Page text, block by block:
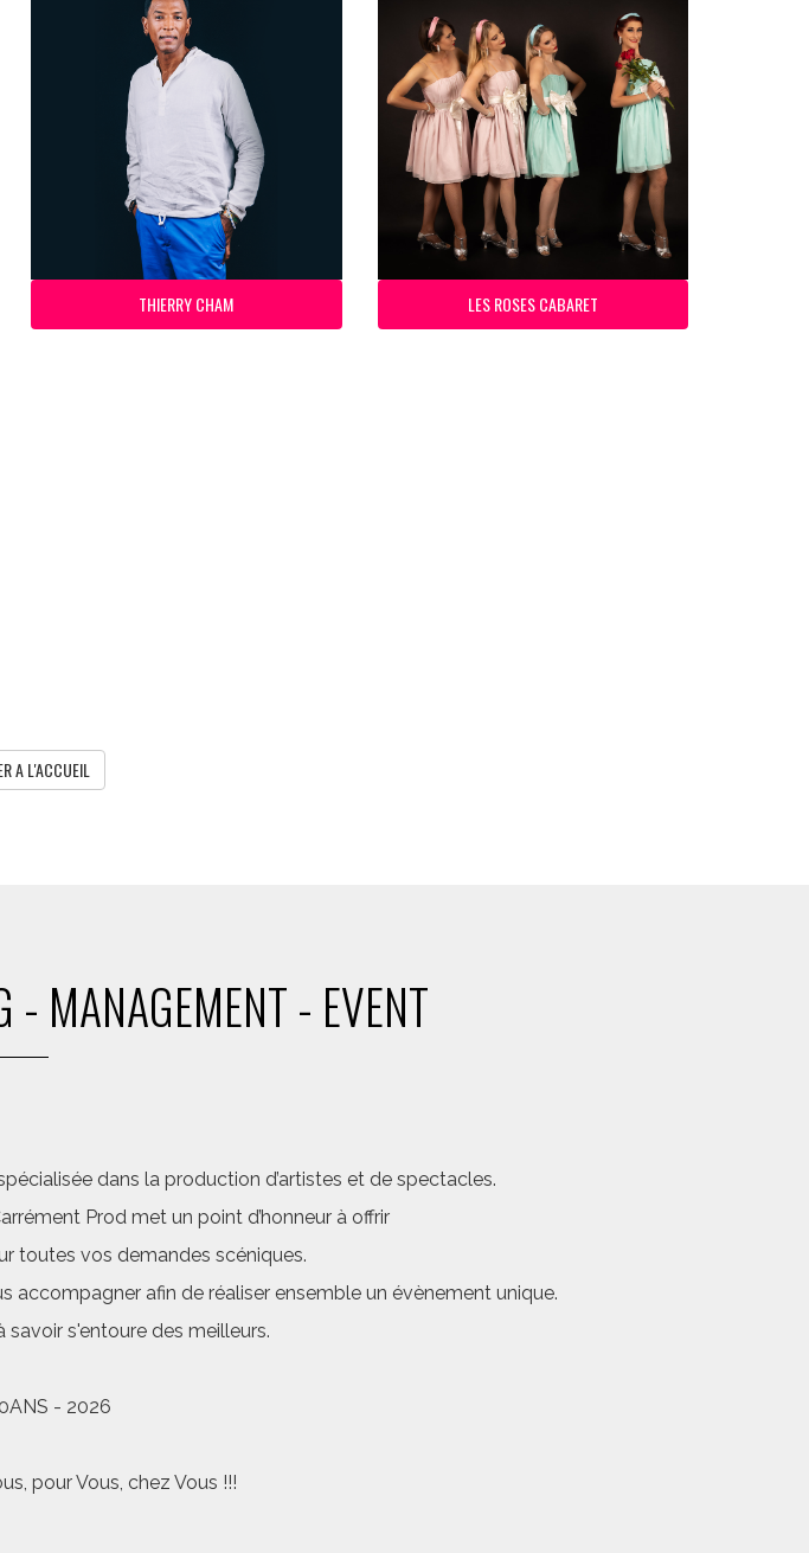
THIERRY CHAM LES ROSES CABARET
A L'ACCUEIL
- MANAGEMENT - EVENT
dans la production d’artistes et de spectacles.
Prod met un point d’honneur à offrir
toutes vos demandes scéniques.
afin de réaliser ensemble un évènement unique.
savoir s'entoure des meilleurs.
- 2026
pour Vous, chez Vous !!!